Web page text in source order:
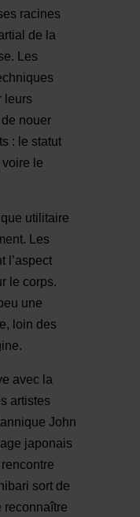
racines
de la
Les
leurs
nouer
: le statut
voire le
utilitaire
Les
l’aspect
le corps.
une
loin des
avec la
artistes
John
japonais
sort de
reconnaître